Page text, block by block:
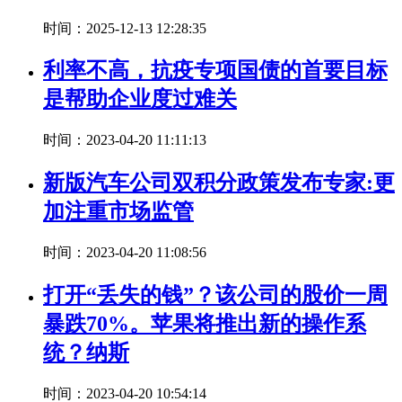
时间：2025-12-13 12:28:35
利率不高，抗疫专项国债的首要目标
是帮助企业度过难关
时间：2023-04-20 11:11:13
新版汽车公司双积分政策发布专家:更
加注重市场监管
时间：2023-04-20 11:08:56
打开“丢失的钱”？该公司的股价一周
暴跌70%。苹果将推出新的操作系
统？纳斯
时间：2023-04-20 10:54:14